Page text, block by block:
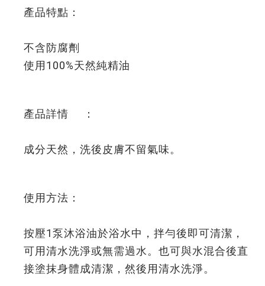
產品特點：
不含防腐劑
使用100%天然純精油
產品詳情 ：
成分天然，洗後皮膚不留氣味。
使用方法：
按壓1泵沐浴油於浴水中，拌勻後即可清潔，
可用清水洗淨或無需過水。也可與水混合後直
接塗抹身體成清潔，然後用清水洗淨。